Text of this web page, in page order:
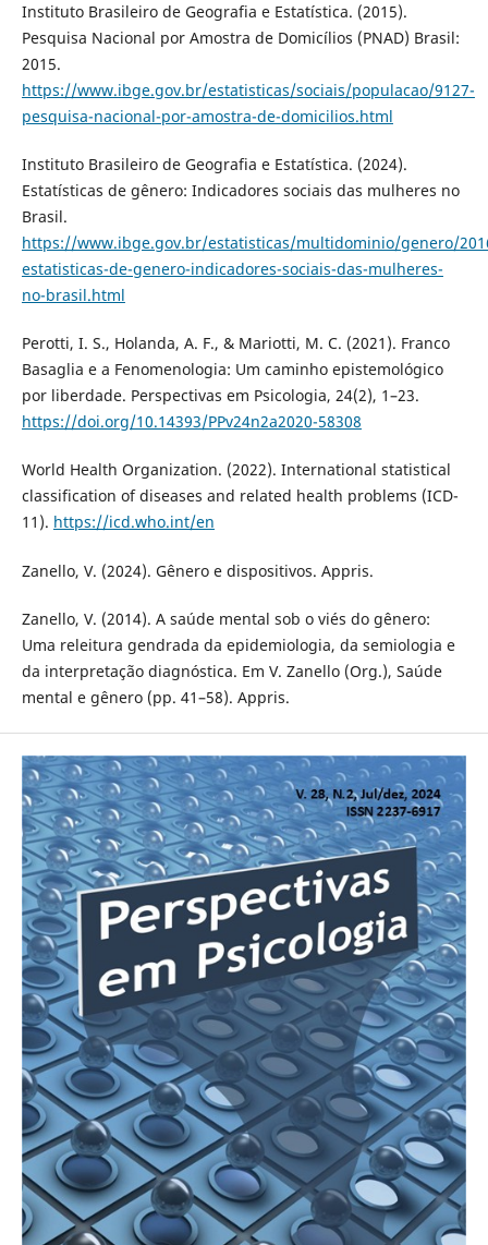
Instituto Brasileiro de Geografia e Estatística. (2015).
Pesquisa Nacional por Amostra de Domicílios (PNAD) Brasil:
2015.
https://www.ibge.gov.br/estatisticas/sociais/populacao/9127-
pesquisa-nacional-por-amostra-de-domicilios.html
Instituto Brasileiro de Geografia e Estatística. (2024).
Estatísticas de gênero: Indicadores sociais das mulheres no
Brasil.
https://www.ibge.gov.br/estatisticas/multidominio/genero/
estatisticas-de-genero-indicadores-sociais-das-mulheres-
no-brasil.html
Perotti, I. S., Holanda, A. F., & Mariotti, M. C. (2021). Franco
Basaglia e a Fenomenologia: Um caminho epistemológico
por liberdade. Perspectivas em Psicologia, 24(2), 1–23.
https://doi.org/10.14393/PPv24n2a2020-58308
World Health Organization. (2022). International statistical
classification of diseases and related health problems (ICD-
11). https://icd.who.int/en
Zanello, V. (2024). Gênero e dispositivos. Appris.
Zanello, V. (2014). A saúde mental sob o viés do gênero:
Uma releitura gendrada da epidemiologia, da semiologia e
da interpretação diagnóstica. Em V. Zanello (Org.), Saúde
mental e gênero (pp. 41–58). Appris.